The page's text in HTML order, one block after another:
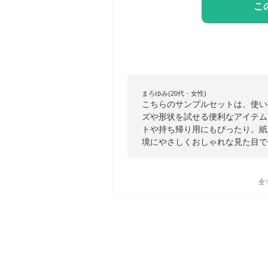
こ
まろゆみ(20代・女性)
こちらのサンプルセットは、使
ズや形状を試せる便利なアイテ
トや持ち帰り用にもぴったり。
境にやさしくおしゃれな見た目
全